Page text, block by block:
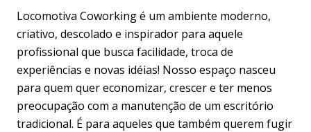
Locomotiva Coworking é um ambiente moderno,
criativo, descolado e inspirador para aquele
profissional que busca facilidade, troca de
experiências e novas idéias! Nosso espaço nasceu
para quem quer economizar, crescer e ter menos
preocupação com a manutenção de um escritório
tradicional. É para aqueles que também querem fugir